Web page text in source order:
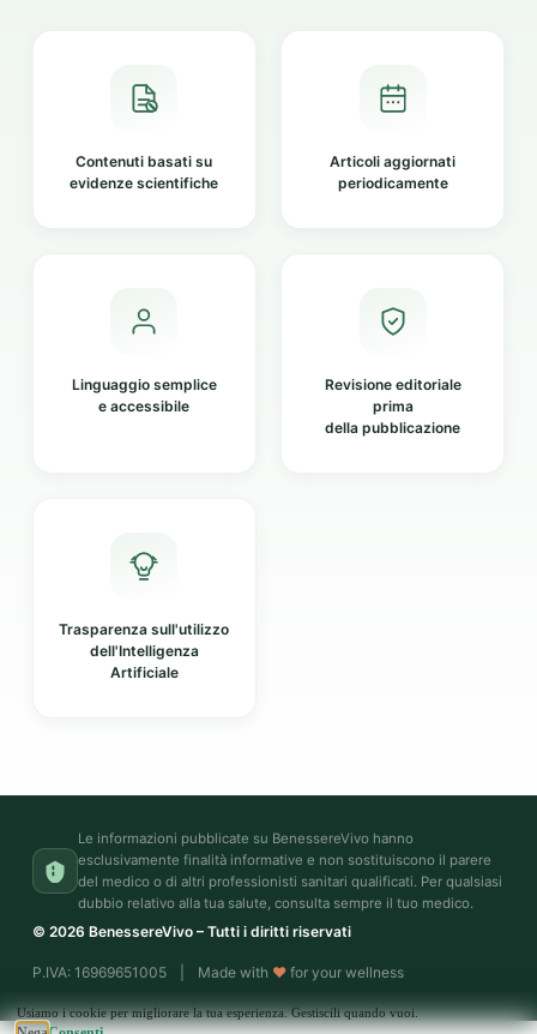
Contenuti basati su
evidenze scientifiche
Articoli aggiornati
periodicamente
Linguaggio semplice
e accessibile
Revisione editoriale
prima
della pubblicazione
Trasparenza sull'utilizzo
dell'Intelligenza
Artificiale
Le informazioni pubblicate su BenessereVivo hanno
esclusivamente finalità informative e non sostituiscono il parere
del medico o di altri professionisti sanitari qualificati. Per qualsiasi
dubbio relativo alla tua salute, consulta sempre il tuo medico.
© 2026 BenessereVivo – Tutti i diritti riservati
P.IVA: 16969651005 Made with ♥for your wellness